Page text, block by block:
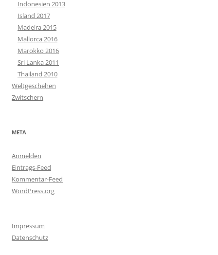
Indonesien 2013
Island 2017
Madeira 2015
Mallorca 2016
Marokko 2016
Sri Lanka 2011
Thailand 2010
Weltgeschehen
Zwitschern
META
Anmelden
Eintrags-Feed
Kommentar-Feed
WordPress.org
Impressum
Datenschutz